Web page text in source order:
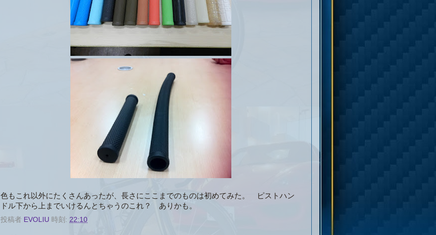
色もこれ以外にたくさんあったが、長さにここまでのものは初めてみた。 ピストハン
ドル下から上までいけるんとちゃうのこれ？ ありかも。
投稿者 EVOLIU 時刻: 22:10